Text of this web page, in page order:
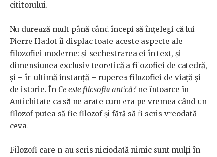
cititorului.
Nu durează mult până când începi să înțelegi că lui
Pierre Hadot îi displac toate aceste aspecte ale
filozofiei moderne: și sechestrarea ei în text, și
dimensiunea exclusiv teoretică a filozofiei de catedră,
și – în ultimă instanță – ruperea filozofiei de viață și
de istorie. În Ce este filosofia antică? ne întoarce în
Antichitate ca să ne arate cum era pe vremea când un
filozof putea să fie filozof și fără să fi scris vreodată
ceva.
Filozofi care n-au scris niciodată nimic sunt mulți în